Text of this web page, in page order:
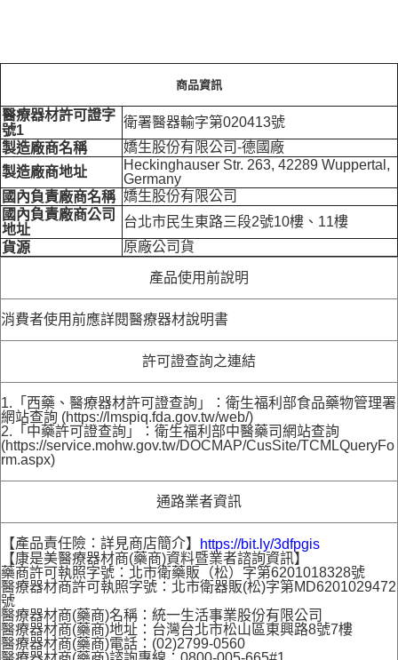
每筆NT$100，滿NT$799(含以上)免運費
商品資訊
醫療器材許可證字
號1
衛署醫器輸字第020413號
製造廠商名稱
嬌生股份有限公司-德國廠
製造廠商地址
Heckinghauser Str. 263, 42289 Wuppertal,
Germany
國內負責廠商名稱 嬌生股份有限公司
國內負責廠商公司
地址
台北市民生東路三段2號10樓、11樓
貨源
原廠公司貨
產品使用前說明
消費者使用前應詳閱醫療器材說明書
許可證查詢之連結
1.「西藥、醫療器材許可證查詢」：衛生福利部食品藥物管理署
網站查詢 (https://lmspiq.fda.gov.tw/web/)
2.「中藥許可證查詢」：衛生福利部中醫藥司網站查詢
(https://service.mohw.gov.tw/DOCMAP/CusSite/TCMLQueryFo
rm.aspx)
通路業者資訊
【產品責任險：詳見商店簡介】
https://bit.ly/3dfpgis
【康是美醫療器材商(藥商)資料暨業者諮詢資訊】
藥商許可執照字號：北市衛藥販（松）字第6201018328號
醫療器材商許可執照字號：北市衛器販(松)字第MD6201029472
號
醫療器材商(藥商)名稱：統一生活事業股份有限公司
醫療器材商(藥商)地址：台灣台北市松山區東興路8號7樓
醫療器材商(藥商)電話：(02)2799-0560